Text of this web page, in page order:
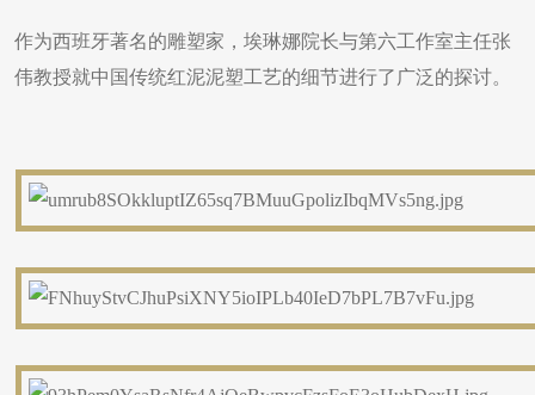
作为西班牙著名的雕塑家，埃琳娜院长与第六工作室主任张
伟教授就中国传统红泥泥塑工艺的细节进行了广泛的探讨。